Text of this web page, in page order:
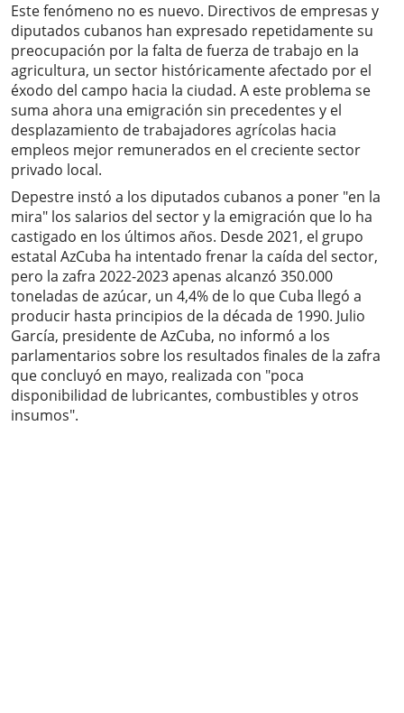
Este fenómeno no es nuevo. Directivos de empresas y
diputados cubanos han expresado repetidamente su
preocupación por la falta de fuerza de trabajo en la
agricultura, un sector históricamente afectado por el
éxodo del campo hacia la ciudad. A este problema se
suma ahora una emigración sin precedentes y el
desplazamiento de trabajadores agrícolas hacia
empleos mejor remunerados en el creciente sector
privado local.
Depestre instó a los diputados cubanos a poner "en la
mira" los salarios del sector y la emigración que lo ha
castigado en los últimos años. Desde 2021, el grupo
estatal AzCuba ha intentado frenar la caída del sector,
pero la zafra 2022-2023 apenas alcanzó 350.000
toneladas de azúcar, un 4,4% de lo que Cuba llegó a
producir hasta principios de la década de 1990. Julio
García, presidente de AzCuba, no informó a los
parlamentarios sobre los resultados finales de la zafra
que concluyó en mayo, realizada con "poca
disponibilidad de lubricantes, combustibles y otros
insumos".